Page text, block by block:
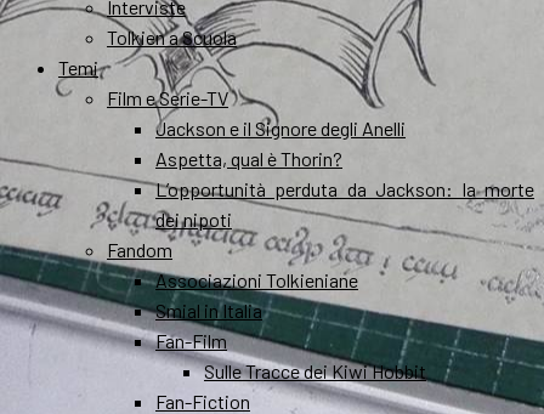
Interviste
Tolkien a Scuola
Temi
Film e Serie-TV
Jackson e il Signore degli Anelli
Aspetta, qual è Thorin?
L’opportunità perduta da Jackson: la morte
dei nipoti
Fandom
Associazioni Tolkieniane
Smial in Italia
Fan-Film
Sulle Tracce dei Kiwi Hobbit
Fan-Fiction